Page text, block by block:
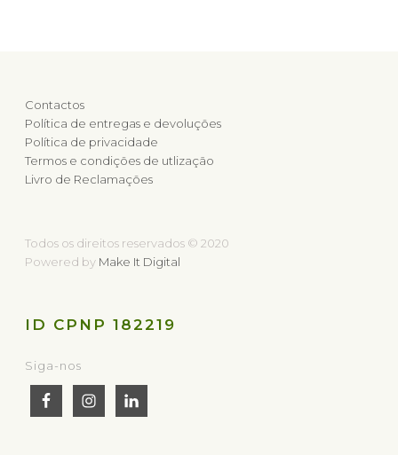
Contactos
Política de entregas e devoluções
Política de privacidade
Termos e condições de utlização
Livro de Reclamações
Todos os direitos reservados © 2020
Powered by Make It Digital
ID CPNP 182219
Siga-nos